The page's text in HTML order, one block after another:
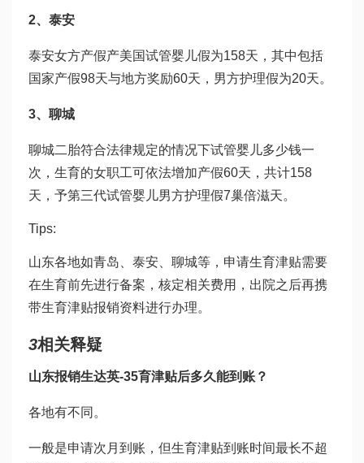
2、泰安
泰安女方产假产美国试管婴儿假为158天，其中包括
国家产假98天与地方奖励60天，男方护理假为20天。
3、聊城
聊城二胎符合法律规定的情况下试管婴儿多少钱一
次 ，生育的女职工可依法增加产假60天，共计158
天，予第三代试管婴儿男方护理假7巢倍滋天。
Tips:
山东各地如青岛、泰安、聊城等，申请生育津贴需要
在生育前先进行备案，核定相关费用，出院之后再携
带生育津贴报销资料进行办理。
3相关释疑
山东报销生达英-35育津贴后多久能到账？
各地有不同。
一般是申请次月到账，但生育津贴到账时间最长不超